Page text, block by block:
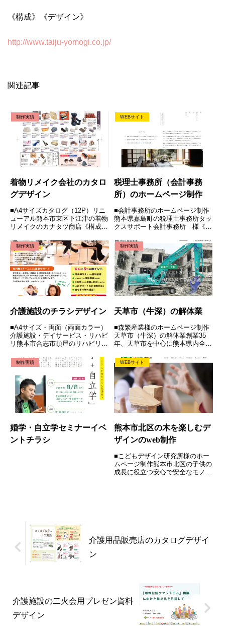
《構成》《デザイン》
http://www.taiju-yomogi.co.jp/
関連記事
制作実績
着物リメイク会社のカタロ
グデザイン
■A4サイズカタログ（12P）リニ
ューアル熊本市東区下江津の着物
リメイクのカナタツ商店《構成》
ABOUT / 制作実績 / 制作料金 /
無料相談・お問い合わせ
WEBサイト
税理士事務所（会計事務
所）のホームページ制作
■会計事務所のホームページ制作
熊本県嘉島町の税理士事務所タッ
クスサポート会計事務所 様《構
ン》《コーディング》《パララッ
クス》《写真撮影》《独自SSL対
応》とても親切に会計と税務をサ
ポートしていただけます。事業
計...
制作実績
介護施設のチラシデザイン
■A4サイズ・両面（両面カラー）
介護施設・デイサービス・リハビ
リ熊本市合志市須屋のリハビリラ
イン》3つ折りパンフレット・A4
チラシ・Webサイト
制作実績
天草市（牛深）の解体業
■森繁産業様のホームページ制作
天草市（牛深）の解体業創業35
年、天草市を中心に熊本県内全域
運搬・処理を行いながら街並みの
美観や環境への配慮しながら業務
に取組まれています。老朽化が進
み危険な建物が沢山あります。
放...
制作実績
婚学・自立学セミナーイベ
ントチラシ
WEBサイト
熊本市北区の木を楽しむデ
ザインのweb制作
■こどもデザイン研究所様のホー
ムページ制作熊本市北区の子供の
成長に役立つ安心で安全なモノづ
介護用品販売店のカタログデザイ
ン
介護施設の二火会用プレゼン資料
デザイン